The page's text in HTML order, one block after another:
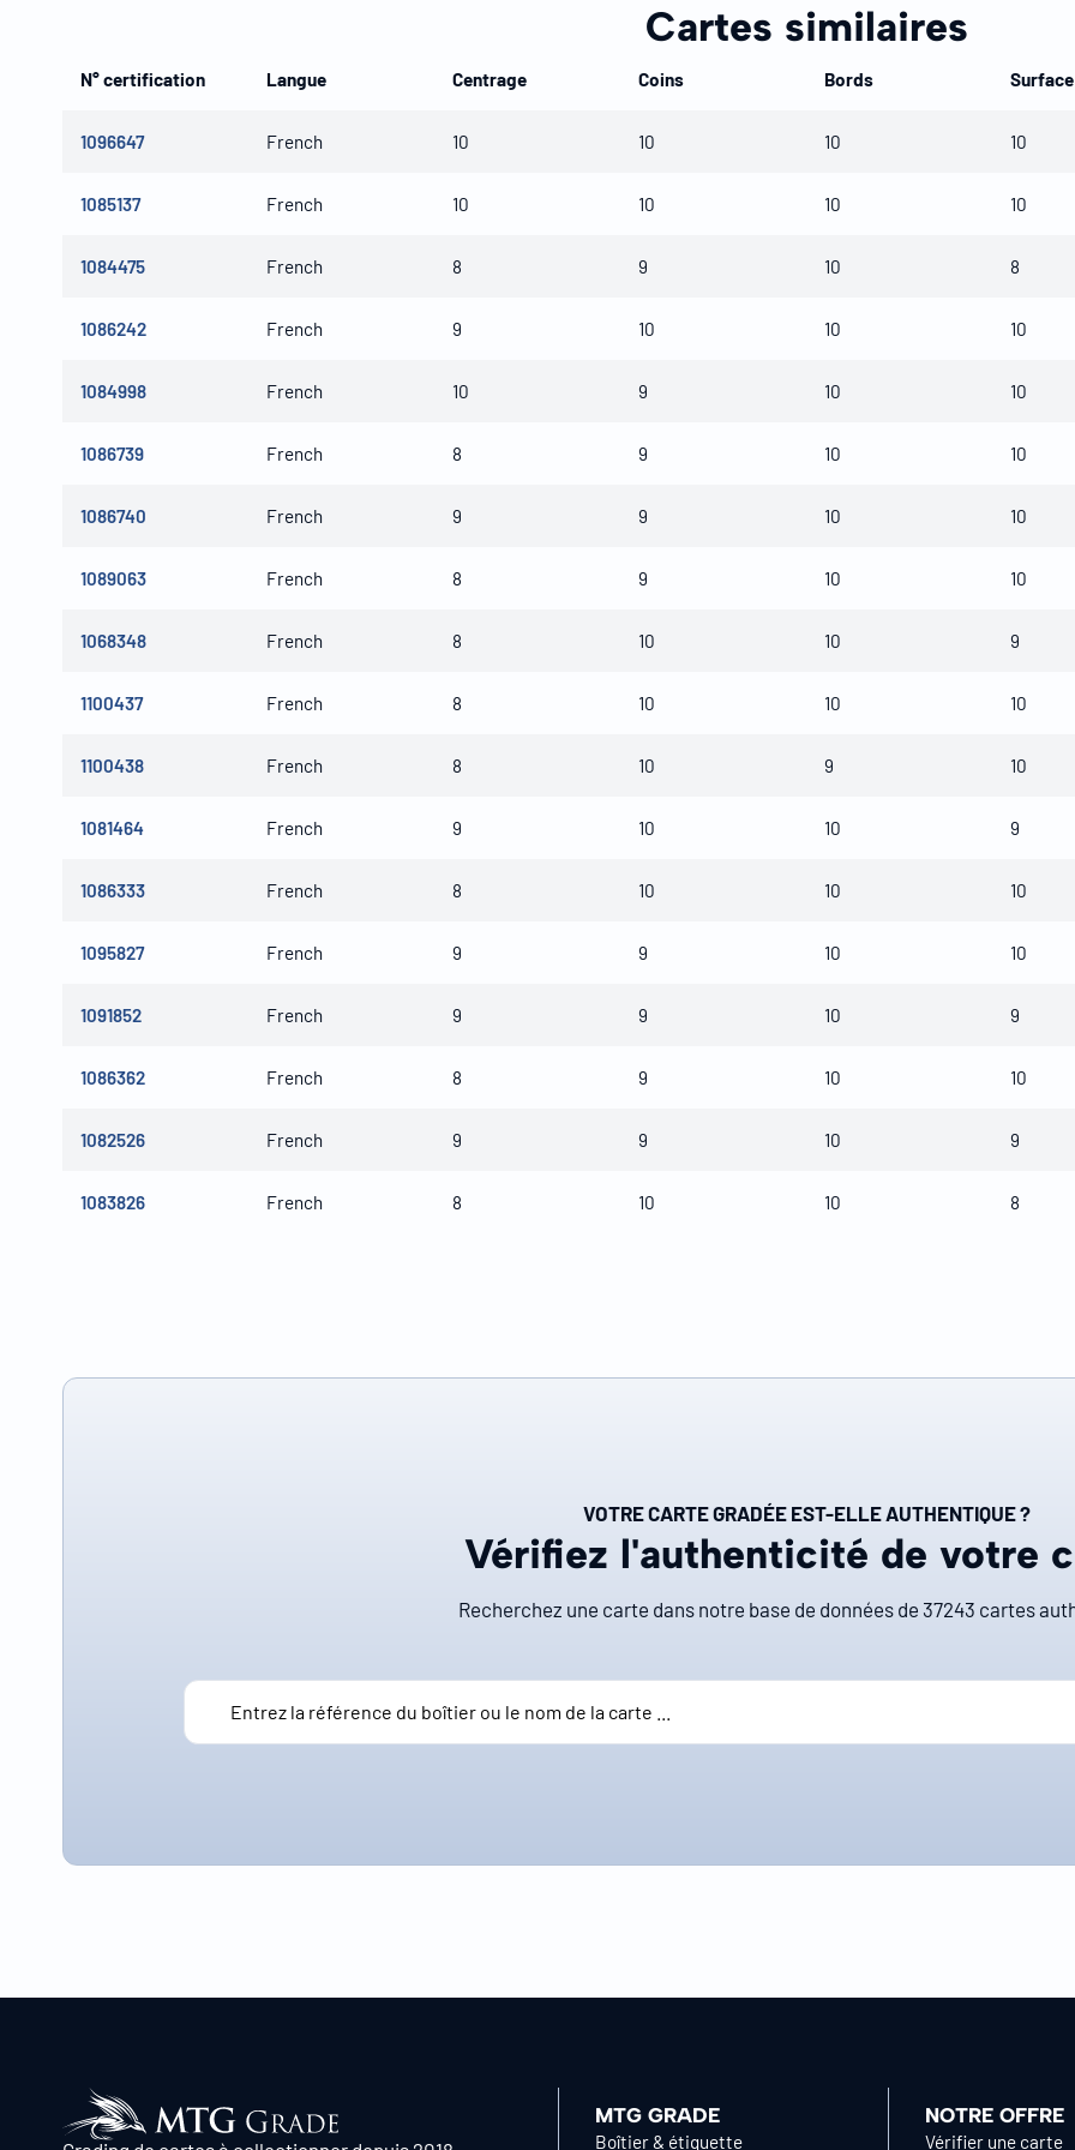
Cartes similaires
N° certification Langue Centrage Coins Bords Surface
1096647 French 10 10 10 10
1085137 French 10 10 10 10
1084475 French 8 9 10 8
1086242 French 9 10 10 10
1084998 French 10 9 10 10
1086739 French 8 9 10 10
1086740 French 9 9 10 10
1089063 French 8 9 10 10
1068348 French 8 10 10 9
1100437 French 8 10 10 10
1100438 French 8 10 9 10
1081464 French 9 10 10 9
1086333 French 8 10 10 10
1095827 French 9 9 10 10
1091852 French 9 9 10 9
1086362 French 8 9 10 10
1082526 French 9 9 10 9
1083826 French 8 10 10 8
VOTRE CARTE GRADÉE EST-ELLE AUTHENTIQUE ?
Vérifiez l'authenticité de votre
Recherchez une carte dans notre base de données de 37243 cartes
MTG GRADE
Boîtier & étiquette
NOTRE OFFRE
Vérifier une carte